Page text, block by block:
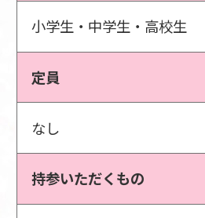
小学生・中学生・高校生
定員
なし
持参いただくもの